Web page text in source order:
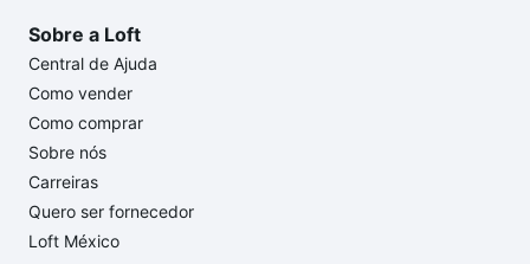
Sobre a Loft
Central de Ajuda
Como vender
Como comprar
Sobre nós
Carreiras
Quero ser fornecedor
Loft México